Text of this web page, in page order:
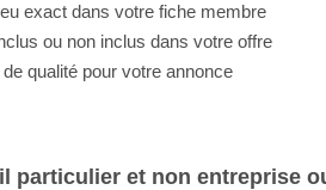
exact dans votre fiche membre
ou non inclus dans votre offre
qualité pour votre annonce
particulier et non entreprise